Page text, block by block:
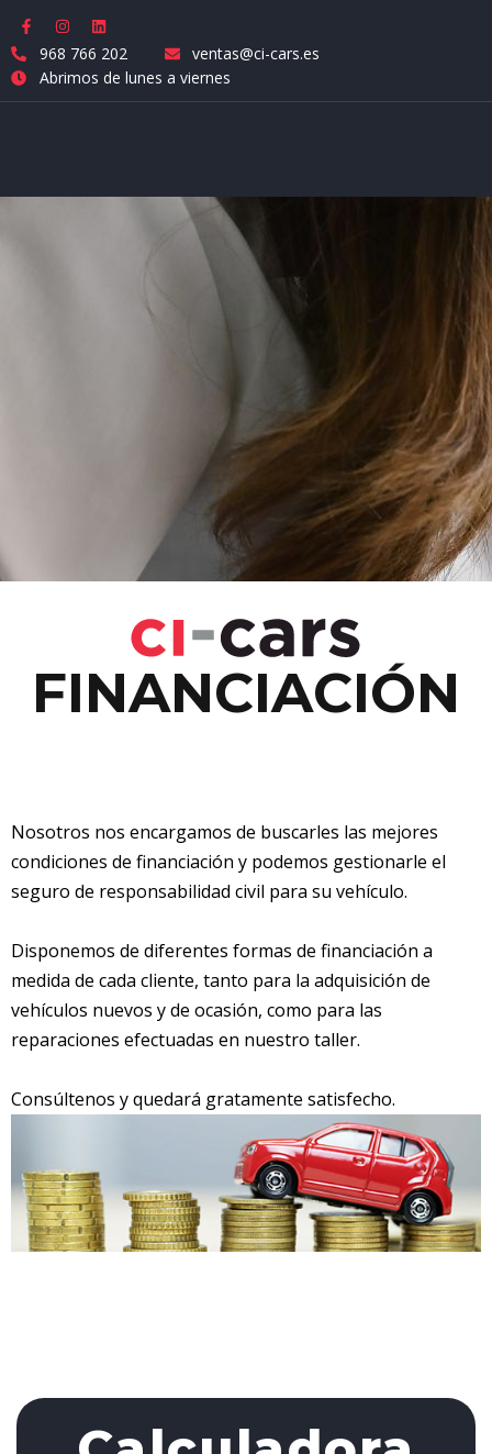
968 766 202
ventas@ci-cars.es
Abrimos de lunes a viernes
FINANCIACIÓN
Nosotros nos encargamos de buscarles las mejores
condiciones de financiación y podemos gestionarle el
seguro de responsabilidad civil para su vehículo.
Disponemos de diferentes formas de financiación a
medida de cada cliente, tanto para la adquisición de
vehículos nuevos y de ocasión, como para las
reparaciones efectuadas en nuestro taller.
Consúltenos y quedará gratamente satisfecho.